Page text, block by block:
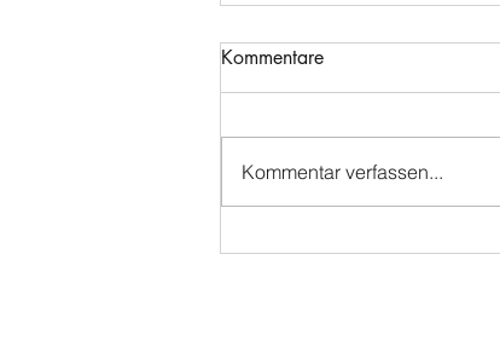
🌉Die Statik des
Kommentare
Kommentar verfassen...